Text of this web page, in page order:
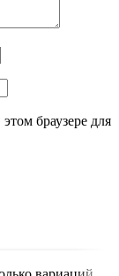
браузере для